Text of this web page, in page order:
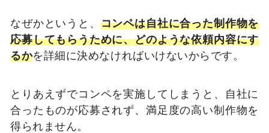
なぜかというと、 コンペは自社に合った制作物を
応募してもらうために、どのような依頼内容にす
るかを詳細に決めなければいけないからです。
とりあえずでコンペを実施してしまうと、自社に
合ったものが応募されず、満足度の高い制作物を
得られません。